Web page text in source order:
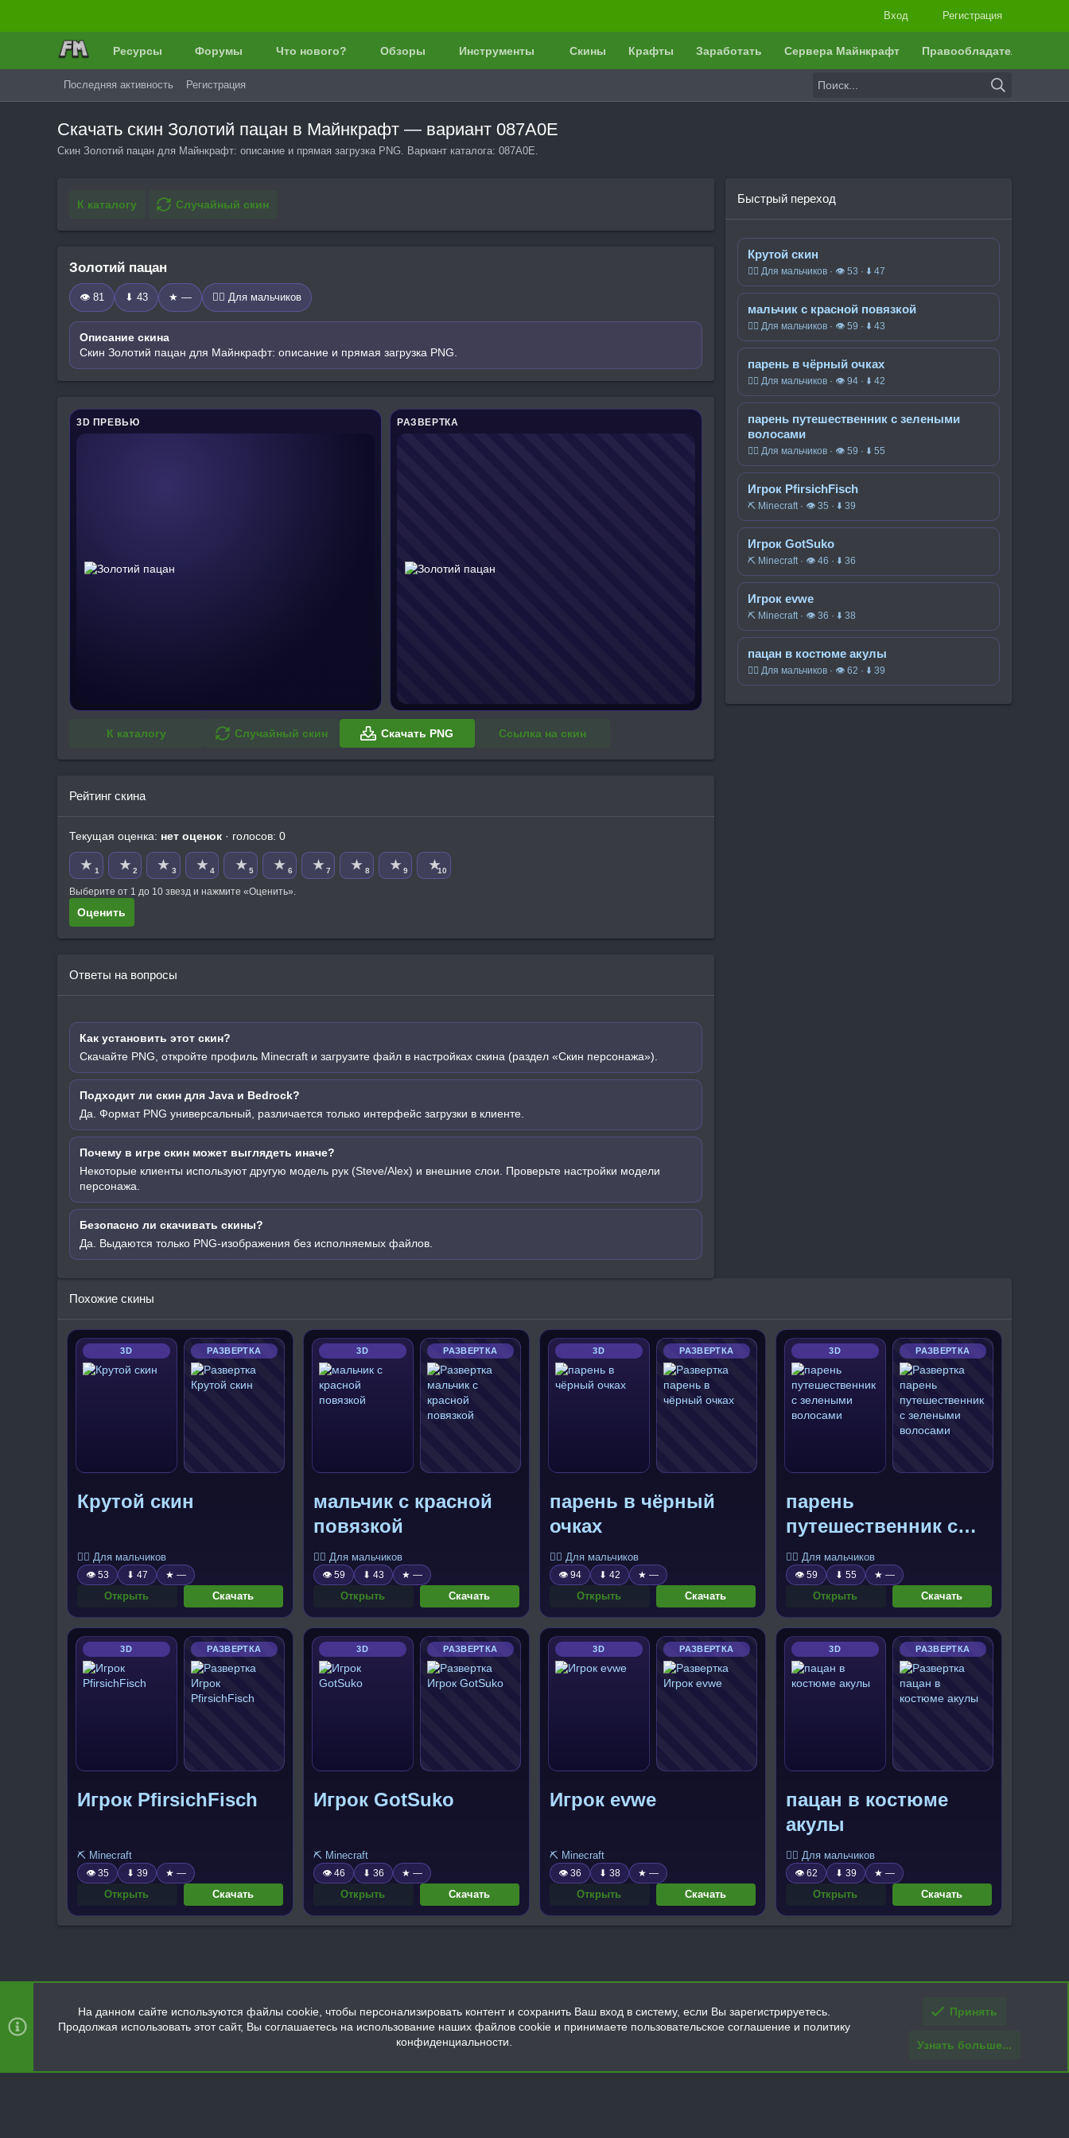
Вход Регистрация
Ресурсы Форумы Что нового? Обзоры Инструменты Скины Крафты Заработать Сервера Майнкрафт Правообладателям
Последняя активность Регистрация
Скачать скин Золотий пацан в Майнкрафт — вариант 087A0E
Скин Золотий пацан для Майнкрафт: описание и прямая загрузка PNG. Вариант каталога: 087A0E.
К каталогу Случайный скин
Золотий пацан
👁 81 ⬇ 43 ★ — 🧍‍♂️ Для мальчиков
Описание скина
Скин Золотий пацан для Майнкрафт: описание и прямая загрузка PNG.
3D ПРЕВЬЮ РАЗВЕРТКА
К каталогу Случайный скин Скачать PNG Ссылка на скин
Рейтинг скина
Текущая оценка: нет оценок · голосов: 0
★ 1 ★ 2 ★ 3 ★ 4 ★ 5 ★ 6 ★ 7 ★ 8 ★ 9 ★10
Выберите от 1 до 10 звезд и нажмите «Оценить».
Оценить
Ответы на вопросы
Как установить этот скин?
Скачайте PNG, откройте профиль Minecraft и загрузите файл в настройках скина (раздел «Скин персонажа»).
Подходит ли скин для Java и Bedrock?
Да. Формат PNG универсальный, различается только интерфейс загрузки в клиенте.
Почему в игре скин может выглядеть иначе?
Некоторые клиенты используют другую модель рук (Steve/Alex) и внешние слои. Проверьте настройки модели
персонажа.
Безопасно ли скачивать скины?
Да. Выдаются только PNG-изображения без исполняемых файлов.
Быстрый переход
Крутой скин
🧍‍♂️ Для мальчиков · 👁 53 · ⬇ 47
мальчик с красной повязкой
🧍‍♂️ Для мальчиков · 👁 59 · ⬇ 43
парень в чёрный очках
🧍‍♂️ Для мальчиков · 👁 94 · ⬇ 42
парень путешественник с зелеными
волосами
🧍‍♂️ Для мальчиков · 👁 59 · ⬇ 55
Игрок PfirsichFisch
⛏️ Minecraft · 👁 35 · ⬇ 39
Игрок GotSuko
⛏️ Minecraft · 👁 46 · ⬇ 36
Игрок evwe
⛏️ Minecraft · 👁 36 · ⬇ 38
пацан в костюме акулы
🧍‍♂️ Для мальчиков · 👁 62 · ⬇ 39
Похожие скины
3D РАЗВЕРТКА
Крутой скин
🧍‍♂️ Для мальчиков
👁 53 ⬇ 47 ★ —
Открыть Скачать
3D РАЗВЕРТКА
мальчик с красной
повязкой
🧍‍♂️ Для мальчиков
👁 59 ⬇ 43 ★ —
Открыть Скачать
3D РАЗВЕРТКА
парень в чёрный
очках
🧍‍♂️ Для мальчиков
👁 94 ⬇ 42 ★ —
Открыть Скачать
3D РАЗВЕРТКА
парень
путешественник с
зелеными волосами
🧍‍♂️ Для мальчиков
👁 59 ⬇ 55 ★ —
Открыть Скачать
3D РАЗВЕРТКА
Игрок PfirsichFisch
⛏️ Minecraft
👁 35 ⬇ 39 ★ —
Открыть Скачать
3D РАЗВЕРТКА
Игрок GotSuko
⛏️ Minecraft
👁 46 ⬇ 36 ★ —
Открыть Скачать
3D РАЗВЕРТКА
Игрок evwe
⛏️ Minecraft
👁 36 ⬇ 38 ★ —
Открыть Скачать
3D РАЗВЕРТКА
пацан в костюме
акулы
🧍‍♂️ Для мальчиков
👁 62 ⬇ 39 ★ —
Открыть Скачать
Главная
R
S
На данном сайте используются файлы cookie, чтобы персонализировать контент и сохранить Ваш вход в систему, если Вы зарегистрируетесь.
Продолжая использовать этот сайт, Вы соглашаетесь на использование наших файлов cookie и принимаете пользовательское соглашение и политику
конфиденциальности.
Принять
Узнать больше...